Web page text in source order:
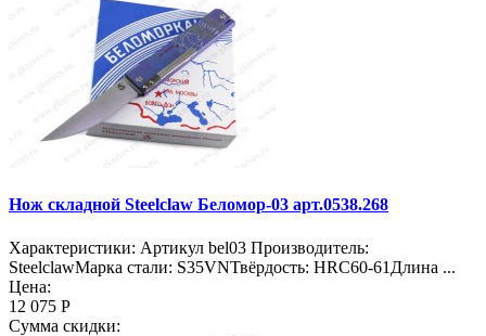
Нож складной Steelclaw Беломор-03 арт.0538.268
Характеристики: Артикул bel03 Производитель:
SteelclawМарка стали: S35VNТвёрдость: HRC60-61Длина ...
Цена:
12 075 Р
Сумма скидки: